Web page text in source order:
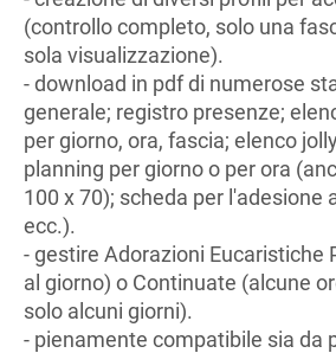
(controllo completo, solo una
sola visualizzazione).
- download in pdf di numerose
generale; registro presenze;
per giorno, ora, fascia; elenco
planning per giorno o per ora
100 x 70); scheda per l'adesione
ecc.).
- gestire Adorazioni Eucaristiche
al giorno) o Continuate (alcune
solo alcuni giorni).
- pienamente compatibile sia da